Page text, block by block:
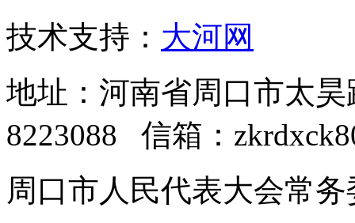
技术支持： 大河网
地址：河南省周口市太
8223088 信箱：
周口市人民代表大会常